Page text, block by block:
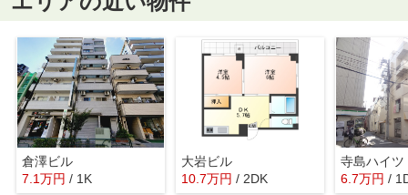
倉澤ビル
7.1万円 / 1K
大岩ビル
10.7万円 / 2DK
寺島ハイツ
6.7万円 /